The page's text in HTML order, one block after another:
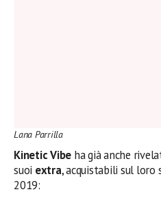
Lana Parrilla
Kinetic Vibe ha già anche
suoi extra, acquistabili sul
2019: